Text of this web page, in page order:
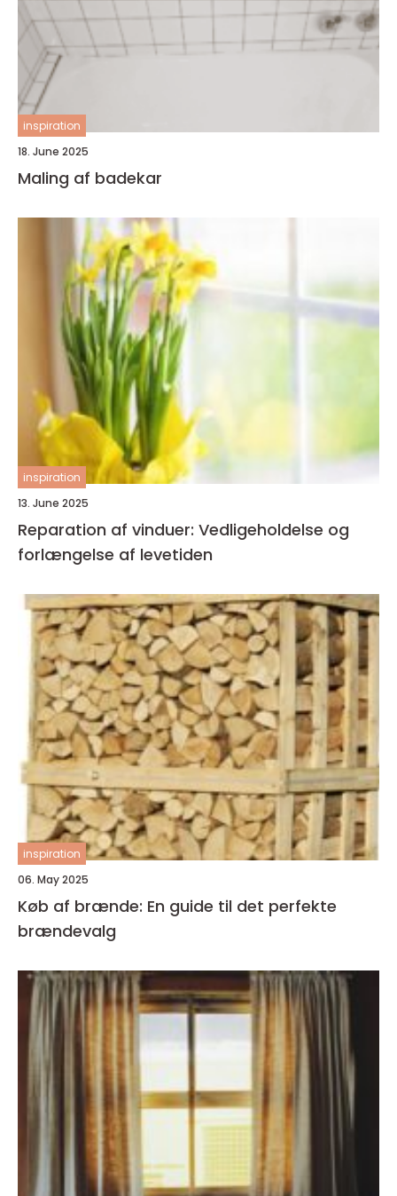
inspiration
18. June 2025
Maling af badekar
inspiration
13. June 2025
Reparation af vinduer: Vedligeholdelse og
forlængelse af levetiden
inspiration
06. May 2025
Køb af brænde: En guide til det perfekte
brændevalg